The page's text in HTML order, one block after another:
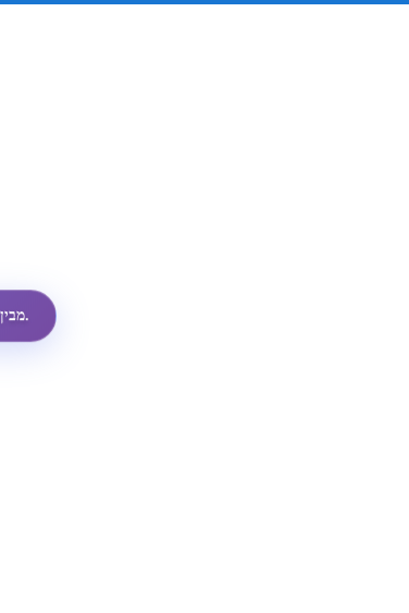
ממשק ה-API הזול ביותר לפרופילי WhatsApp מבין כל האלטרנטיבות.